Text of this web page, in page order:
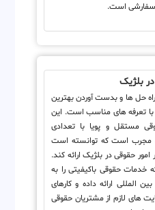
سفارشی است.
بلژیک
حل ها و بدست آوردن بهترین
با تعرفه های مناسب است. این
مستقل و پویا با تعدادی
مجرب است که توانسته است
حقوقی در بلژیک ارائه کند.
حقوقی باکیفیتی را به
المللی ارائه داده و کارهای
های لازم از مشتریان حقوقی